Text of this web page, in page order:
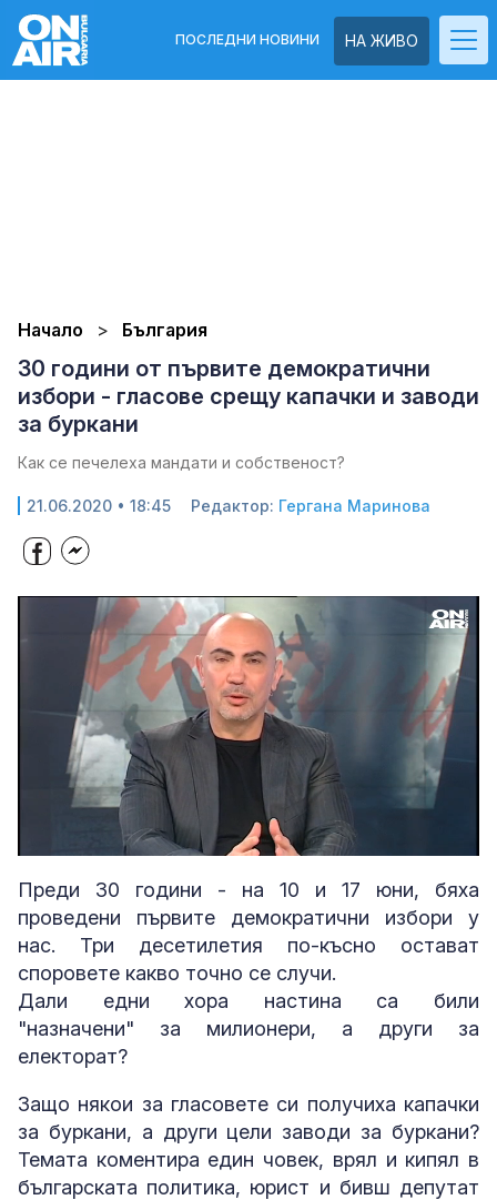
НА ЖИВО
ПОСЛЕДНИ НОВИНИ
Начало България
30 години от първите демократични
избори - гласове срещу капачки и заводи
за буркани
Как се печелеха мандати и собственост?
21.06.2020 • 18:45 Редактор: Гергана Маринова
Loaded:
Преди 30 години - на 10 и 17 юни, бяха
проведени първите демократични избори у
нас. Три десетилетия по-късно остават
споровете какво точно се случи.
Дали едни хора настина са били
"назначени" за милионери, а други за
електорат?
Защо някои за гласовете си получиха капачки
за буркани, а други цели заводи за буркани?
Темата коментира един човек, врял и кипял в
българската политика, юрист и бивш депутат